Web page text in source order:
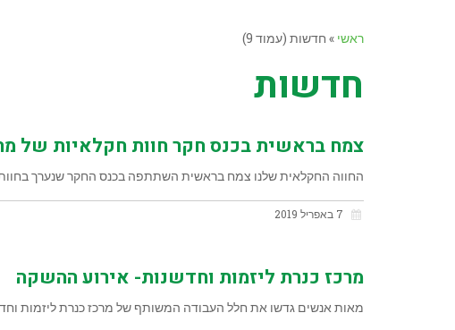
ראשי » חדשות (עמוד 9)
חדשות
צמח בראשית בכנס חקר חוות חקלאיות של
החווה החקלאית שלנו צמח בראשית השתתפה בכנס החקר שנערך
מרכז כנרת ליזמות וחדשנות- אירוע ההשקה
מאות אנשים גדשו את חלל העבודה המשותף של מרכז כנרת ליזמות